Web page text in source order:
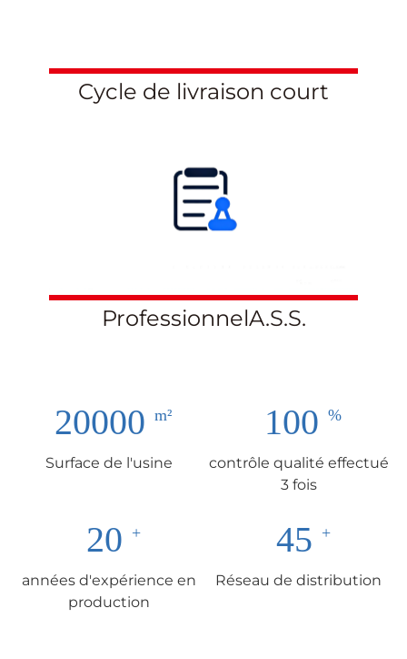
Cycle de livraison court
ProfessionnelA.S.S.
20000
Surface de l'usine
100
contrôle qualité effectué
3 fois
20
années d'expérience en
production
45
Réseau de distribution